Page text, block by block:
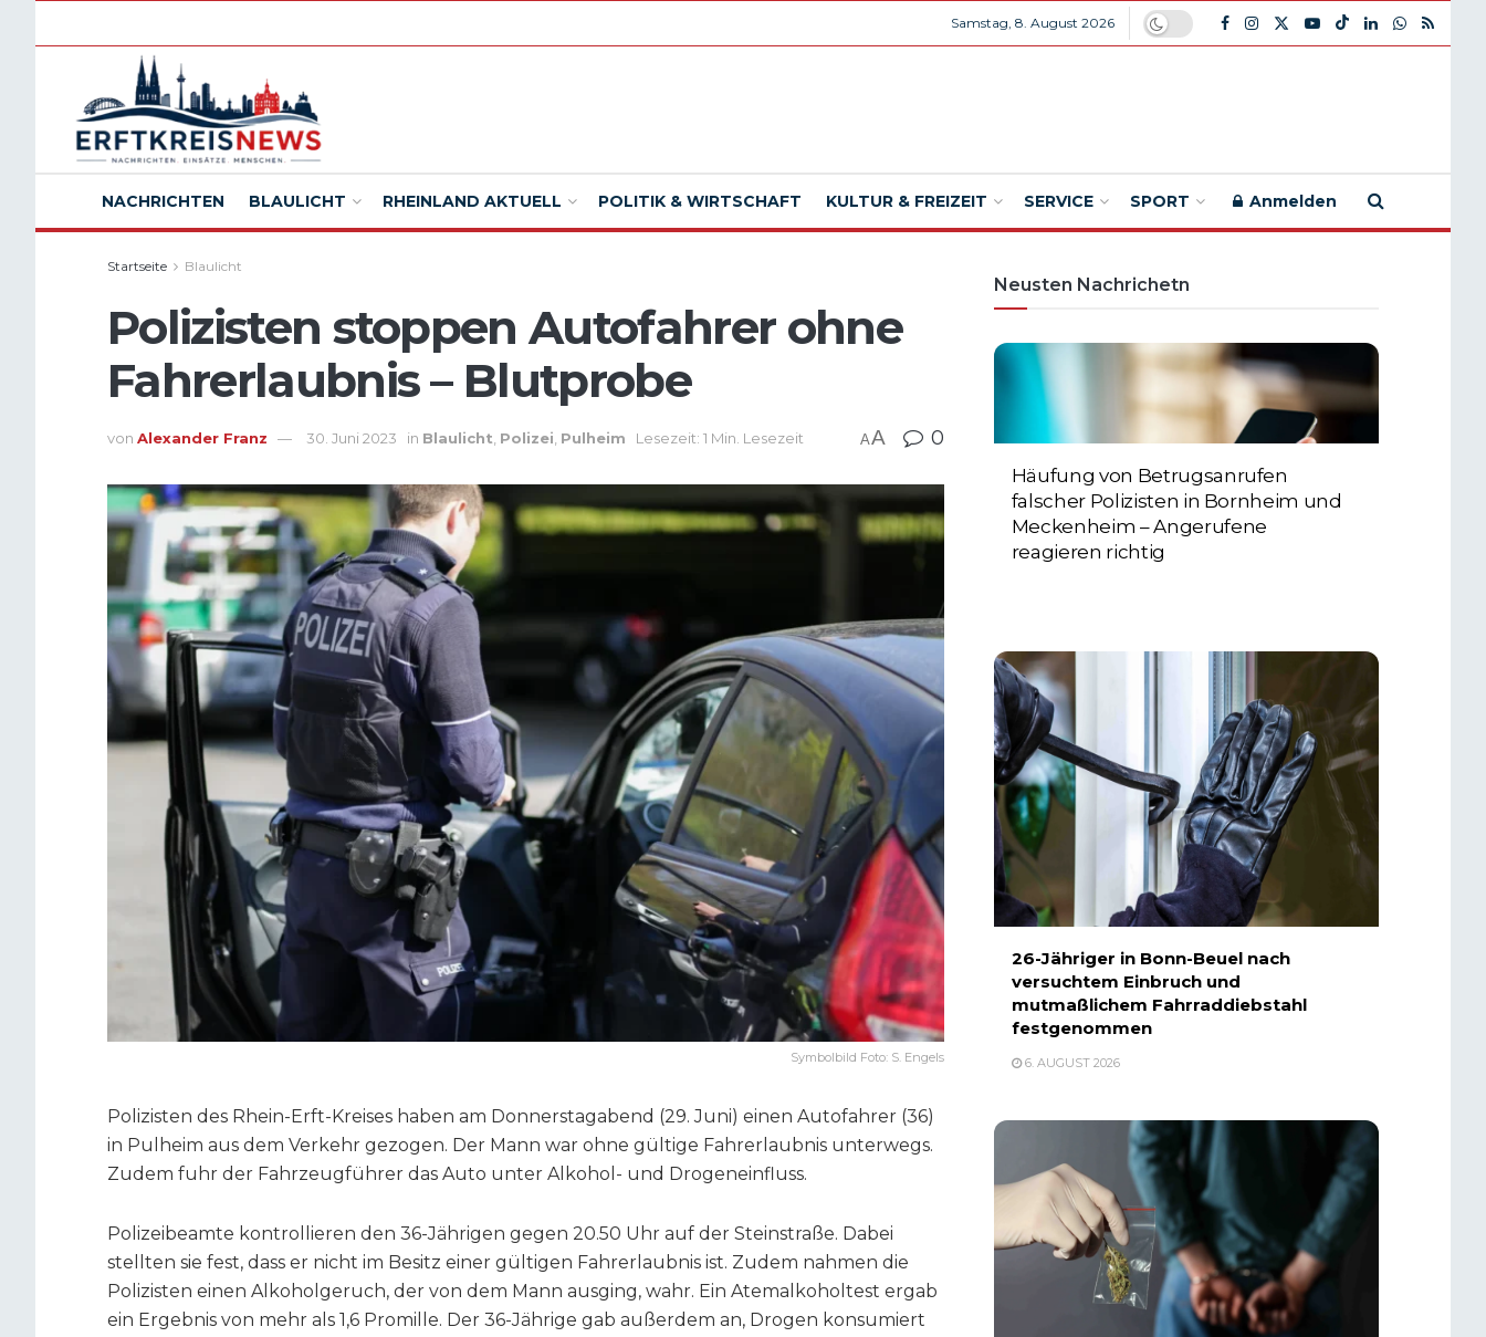
Samstag, 8. August 2026
NACHRICHTEN BLAULICHT RHEINLAND AKTUELL POLITIK & WIRTSCHAFT KULTUR & FREIZEIT SERVICE SPORT Anmelden
Startseite Blaulicht
Polizisten stoppen Autofahrer ohne
Fahrerlaubnis – Blutprobe
von Alexander Franz 30. Juni 2023 in Blaulicht, Polizei, Pulheim Lesezeit: 1 Min. Lesezeit AA 0
Symbolbild Foto: S. Engels
Polizisten des Rhein-Erft-Kreises haben am Donnerstagabend (29. Juni) einen Autofahrer (36)
in Pulheim aus dem Verkehr gezogen. Der Mann war ohne gültige Fahrerlaubnis unterwegs.
Zudem fuhr der Fahrzeugführer das Auto unter Alkohol- und Drogeneinfluss.
Polizeibeamte kontrollieren den 36-Jährigen gegen 20.50 Uhr auf der Steinstraße. Dabei
stellten sie fest, dass er nicht im Besitz einer gültigen Fahrerlaubnis ist. Zudem nahmen die
Polizisten einen Alkoholgeruch, der von dem Mann ausging, wahr. Ein Atemalkoholtest ergab
ein Ergebnis von mehr als 1,6 Promille. Der 36-Jährige gab außerdem an, Drogen konsumiert
Neusten Nachrichetn
Häufung von Betrugsanrufen
falscher Polizisten in Bornheim und
Meckenheim – Angerufene
reagieren richtig
26-Jähriger in Bonn-Beuel nach
versuchtem Einbruch und
mutmaßlichem Fahrraddiebstahl
festgenommen
6. AUGUST 2026